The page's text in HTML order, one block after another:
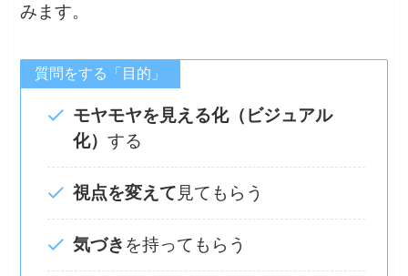
みます。
質問をする「目的」
モヤモヤを見える化（ビジュアル
化） する
視点を変えて 見てもらう
気づき を持ってもらう